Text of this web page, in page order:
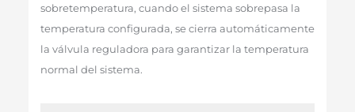
sobretemperatura, cuando el sistema sobrepasa la
temperatura configurada, se cierra automáticamente
la válvula reguladora para garantizar la temperatura
normal del sistema.